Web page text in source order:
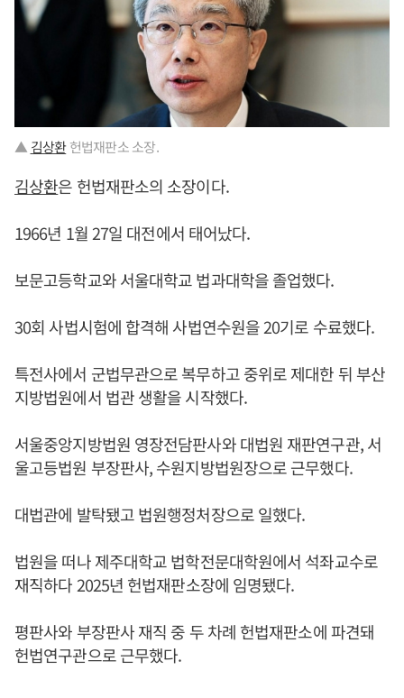
▲ 김상환헌법재판소 소장.
김상환은 헌법재판소의 소장이다.
1966년 1월 27일 대전에서 태어났다.
보문고등학교와 서울대학교 법과대학을 졸업했다.
30회 사법시험에 합격해 사법연수원을 20기로 수료했다.
특전사에서 군법무관으로 복무하고 중위로 제대한 뒤 부산
지방법원에서 법관 생활을 시작했다.
서울중앙지방법원 영장전담판사와 대법원 재판연구관, 서
울고등법원 부장판사, 수원지방법원장으로 근무했다.
대법관에 발탁됐고 법원행정처장으로 일했다.
법원을 떠나 제주대학교 법학전문대학원에서 석좌교수로
재직하다 2025년 헌법재판소장에 임명됐다.
평판사와 부장판사 재직 중 두 차례 헌법재판소에 파견돼
헌법연구관으로 근무했다.